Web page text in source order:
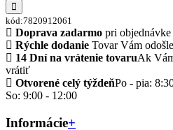
kód:7820912061
Doprava zadarmo pri
Rýchle dodanie Tovar Vám
14 Dní na vrátenie tovaruAk
vrátiť
Otvorené celý týždeňPo - pia:
So: 9:00 - 12:00
Informácie+